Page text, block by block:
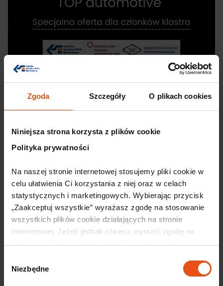
Zgoda Szczegóły O plikach cookies
Niniejsza strona korzysta z plików cookie
Polityka prywatności
Na naszej stronie internetowej stosujemy pliki cookie w
celu ułatwienia Ci korzystania z niej oraz w celach
statystycznych i marketingowych. Wybierając przycisk
„Zaakceptuj wszystkie” wyrażasz zgodę na stosowanie
wszystkich plików cookie działających na stronie
internetowej. Jeżeli jednak chcesz wyrazić zgodę na
stosowanie tylko niektórych plików cookie, wybierz
Szczegółowe informacje o przetwarzaniu Twoich danych
Polityce prywatności.
zgody
Niezbędne
Dolnośląski Klaster Motoryzacyjny
partnerem 12. edycji konferencji TOP
TOP automotive od lat należy do najważniejszych
wydarzeń branży automotive w Polsce – to miejsce
ekspertów jakości, zakupów, produkcji i rozwoju
biznesu. Konferencja stanowi wyjątkową przestrzeń
do ...
Czytaj więcej
Wkrótce